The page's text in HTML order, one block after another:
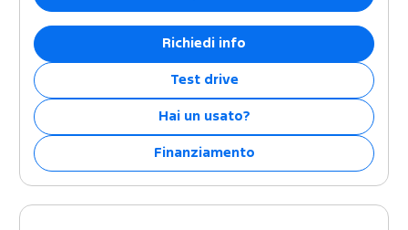
Richiedi info
Test drive
Hai un usato?
Finanziamento